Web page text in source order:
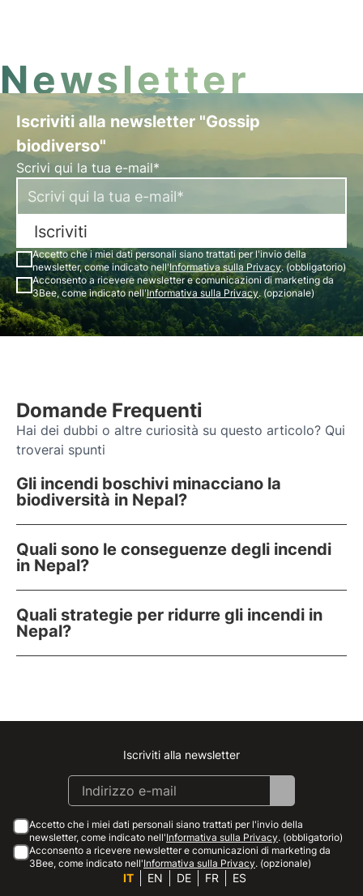
Newsletter
Iscriviti alla newsletter "Gossip
biodiverso"
Scrivi qui la tua e-mail*
Iscriviti
Accetto che i miei dati personali siano trattati per l'invio della
newsletter, come indicato nell'Informativa sulla Privacy. (obbligatorio)
Acconsento a ricevere newsletter e comunicazioni di marketing da
3Bee, come indicato nell'Informativa sulla Privacy. (opzionale)
Domande Frequenti
Hai dei dubbi o altre curiosità su questo articolo? Qui
troverai spunti
Gli incendi boschivi minacciano la
biodiversità in Nepal?
Quali sono le conseguenze degli incendi
in Nepal?
Quali strategie per ridurre gli incendi in
Nepal?
Instagram
Facebook
Linkedin
Youtube
Iscriviti alla newsletter
Accetto che i miei dati personali siano trattati per l'invio della
newsletter, come indicato nell'Informativa sulla Privacy. (obbligatorio)
Acconsento a ricevere newsletter e comunicazioni di marketing da
3Bee, come indicato nell'Informativa sulla Privacy. (opzionale)
IT EN DE FR ES